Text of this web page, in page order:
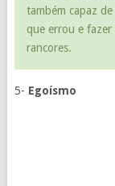
também capaz
que errou e fazer
rancores.
5- Egoísmo